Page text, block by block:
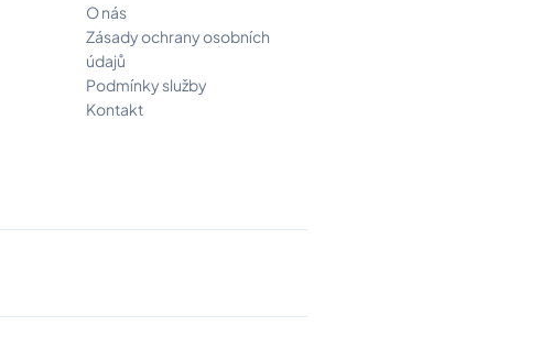
O nás
Zásady ochrany osobních
údajů
Podmínky služby
Kontakt